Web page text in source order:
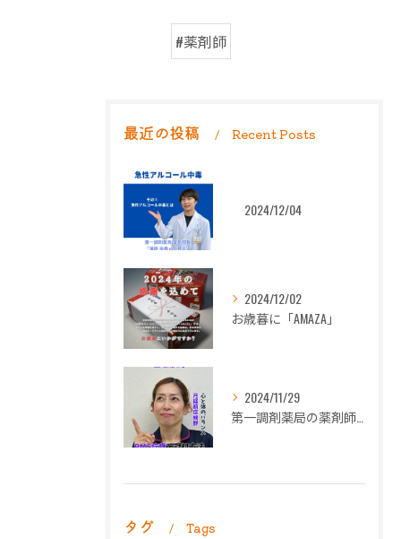
#薬剤師
最近の投稿 Recent Posts
2024/12/04
2024/12/02
お歳暮に「AMAZA」
2024/11/29
第一調剤薬局の薬剤師長岡朋子が「生理痛」について解説します。
タグ Tags